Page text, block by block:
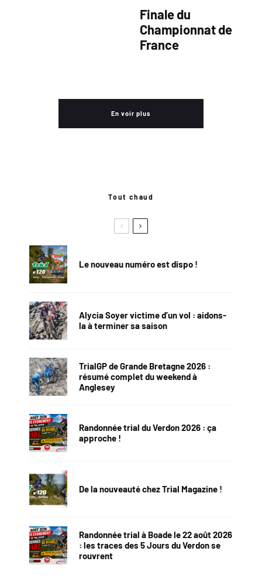
Finale du
Championnat de
France
En voir plus
Tout chaud
Le nouveau numéro est dispo !
Alycia Soyer victime d’un vol : aidons-
la à terminer sa saison
TrialGP de Grande Bretagne 2026 :
résumé complet du weekend à
Anglesey
Randonnée trial du Verdon 2026 : ça
approche !
De la nouveauté chez Trial Magazine !
Randonnée trial à Boade le 22 août 2026
: les traces des 5 Jours du Verdon se
rouvrent